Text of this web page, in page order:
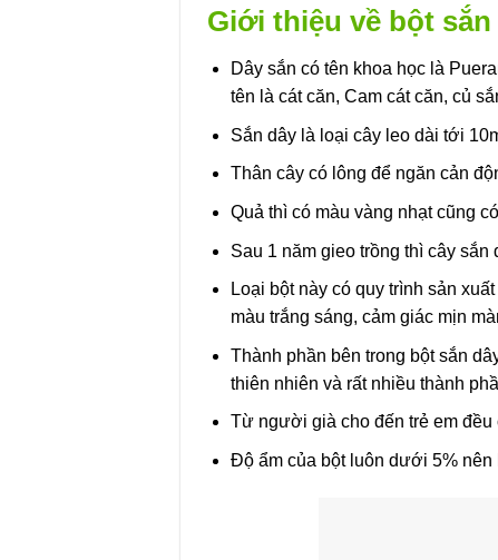
Giới thiệu về bột sắn
Dây sắn có tên khoa học là
tên là cát căn, Cam cát căn, củ
Sắn dây là loại cây leo dài tới
Thân cây có lông để ngăn cản
Quả thì có màu vàng nhạt cũng
Sau 1 năm gieo trồng thì cây
Loại bột này có quy trình sản
màu trắng sáng, cảm giác mịn
Thành phần bên trong bột sắn
thiên nhiên và rất nhiều thành
Từ người già cho đến trẻ em đều
Độ ẩm của bột luôn dưới 5% nên